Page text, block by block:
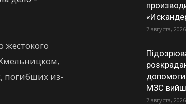
жестокого
погибших из-
7 августа, 2026
МЗС
7 августа, 2026